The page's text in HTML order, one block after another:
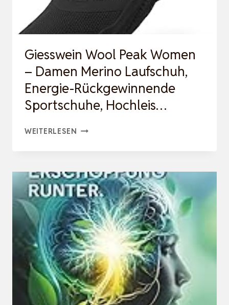
SPORTSCHUHE,
HOCHLEIS…
Giesswein Wool Peak Women
– Damen Merino Laufschuh,
Energie-Rückgewinnende
Sportschuhe, Hochleis…
WEITERLESEN GIESSWEIN
WOMEN
–
DAMEN
MERINO
LAUFSCHUH,
ENERGIE-
RÜCKGEWINNENDE
SPORTSCHUHE,
HOCHLEIS…